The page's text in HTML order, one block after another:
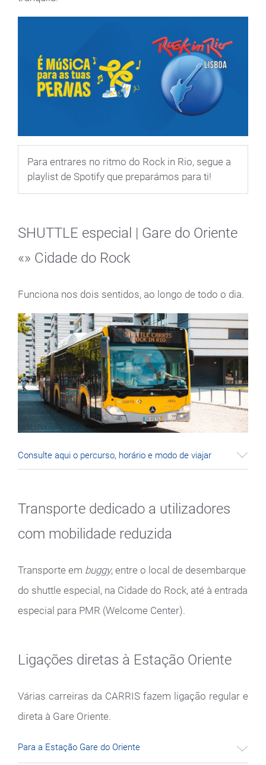
Para entrares no ritmo do Rock in Rio, segue a
playlist de Spotify que preparámos para ti!
SHUTTLE especial | Gare do Oriente
«» Cidade do Rock
Funciona nos dois sentidos, ao longo de todo o dia.
Consulte aqui o percurso, horário e modo de viajar
Transporte dedicado a utilizadores
com mobilidade reduzida
Transporte em buggy, entre o local de desembarque
do shuttle especial, na Cidade do Rock, até à entrada
especial para PMR (Welcome Center).
Ligações diretas à Estação Oriente
Várias carreiras da CARRIS fazem ligação regular e
direta à Gare Oriente.
Para a Estação Gare do Oriente